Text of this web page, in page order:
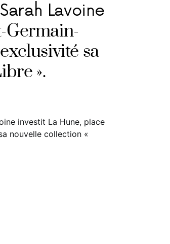
Lavoine
Germain-
sa
».
investit La Hune, place
nouvelle collection «